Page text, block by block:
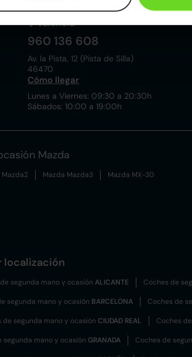
Valencia
960 136 608
Av. la Pista, 12 (Pista de Silla)
46470
Cómo llegar
Lunes a Viernes: 09:30 a 20:30h
Sábados: 10:00 a 19:00h
Mazda
Mazda2 Mazda Mazda3 Mazda MX-30
localización
segunda mano y ocasión ALICANTE Coches de
segunda mano y ocasión BARCELONA Coches de
de segunda mano y ocasión CIUDAD REAL Coches
segunda mano y ocasión GRANADA Coches de